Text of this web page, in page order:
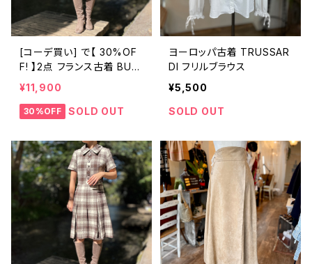
[コーデ買い] で【 30%OF
F! 】2点 フランス古着 BUR
BERRY LONDON ダブルボ
タン ニットジャケット + フラ
ンス古着 verena modelle
¥11,900
30%OFF SOLD OUT
ヨーロッパ古着 TRUSSAR
DI フリルブラウス
¥5,500
SOLD OUT